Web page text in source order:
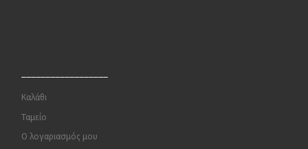
Καλάθι
Ταμείο
Ο λογαριασμός μου